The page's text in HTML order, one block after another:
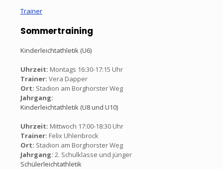
Trainer
Sommertraining
Kinderleichtathletik (U6)
Uhrzeit: Montags 16:30-17:15 Uhr
Trainer: Vera Dapper
Ort: Stadion am Borghorster Weg
Jahrgang:
Kinderleichtathletik (U8 und U10)
Uhrzeit: Mittwoch 17:00-18:30 Uhr
Trainer: Felix Uhlenbrock
Ort: Stadion am Borghorster Weg
Jahrgang: 2. Schulklasse und jünger
Schülerleichtathletik